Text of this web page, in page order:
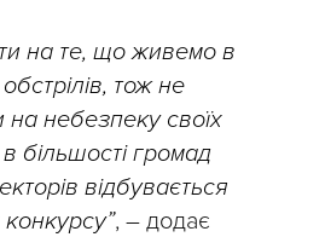
на те, що живемо в
тож не
небезпеку своїх
більшості громад
відбувається
, – додає